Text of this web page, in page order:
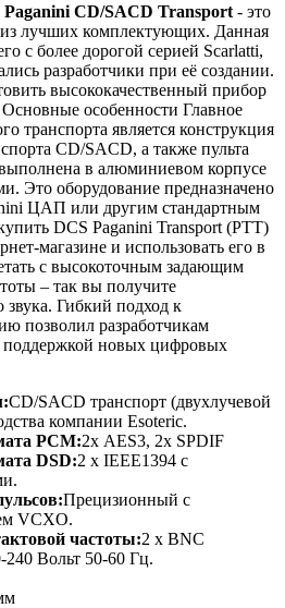
CD/SACD Transport - это
из лучших комплектующих. Данная
с более дорогой серией Scarlatti,
разработчики при её создании.
высококачественный прибор
особенности Главное
транспорта является конструкция
CD/SACD, а также пульта
в алюминиевом корпусе
Это оборудование предназначено
ЦАП или другим стандартным
DCS Paganini Transport (PTT)
магазине и использовать его в
с высокоточным задающим
– так вы получите
звука. Гибкий подход к
позволил разработчикам
поддержкой новых цифровых
CD/SACD транспорт (двухлучевой
компании Esoteric.
PCM:2х AES3, 2х SPDIF
DSD:2 х IEEE1394 с
Прецизионный с
VCXO.
частоты:2 x BNC
240 Вольт 50-60 Гц.